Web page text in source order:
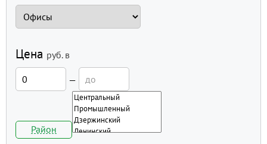
Цена руб. в
—
Район